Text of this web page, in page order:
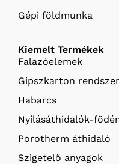
Gépi földmunka
Kiemelt Termékek
Falazóelemek
Gipszkarton
Habarcs
Nyílásáthidalók-
Porotherm áthidaló
Szigetelő anyagok